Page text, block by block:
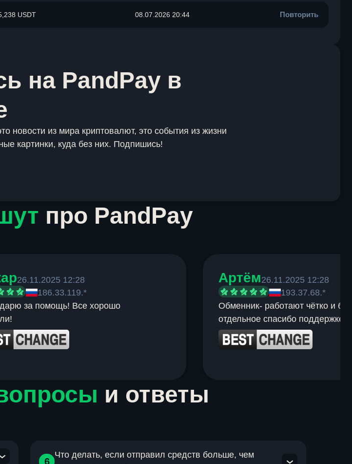
USDT 08.07.2026 20:44 Повторить
на PandPay в
новости из мира криптовалют, это события из жизни
картинки, куда без них. Подпишись!
про PandPay
26.11.2025 12:28
186.33.119.*
за помощь! Все хорошо
Артём26.11.2025 12:28
193.37.68.*
Обменник- работают чётко и
отдельное спасибо поддержке.
и ответы
6
Что делать, если отправил средств больше, чем